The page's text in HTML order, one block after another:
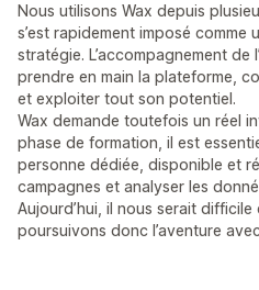
Nous utilisons Wax depuis
s’est rapidement imposé comme
stratégie. L’accompagnement
prendre en main la plateforme,
et exploiter tout son potentiel.
Wax demande toutefois un réel
phase de formation, il est
personne dédiée, disponible et
campagnes et analyser les
Aujourd’hui, il nous serait
poursuivons donc l’aventure